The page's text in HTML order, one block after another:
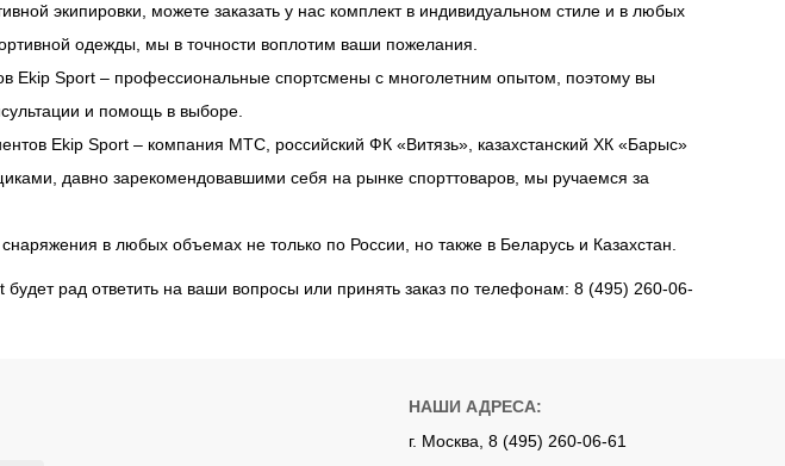
экипировки, можете заказать у нас комплект в индивидуальном стиле и в любых
одежды, мы в точности воплотим ваши пожелания.
Ekip Sport – профессиональные спортсмены с многолетним опытом, поэтому вы
и помощь в выборе.
Ekip Sport – компания МТС, российский ФК «Витязь», казахстанский ХК «Барыс»
давно зарекомендовавшими себя на рынке спорттоваров, мы ручаемся за
в любых объемах не только по России, но также в Беларусь и Казахстан.
будет рад ответить на ваши вопросы или принять заказ по телефонам: 8 (495) 260-06-
НАШИ АДРЕСА:
г. Москва, 8 (495) 260-06-61